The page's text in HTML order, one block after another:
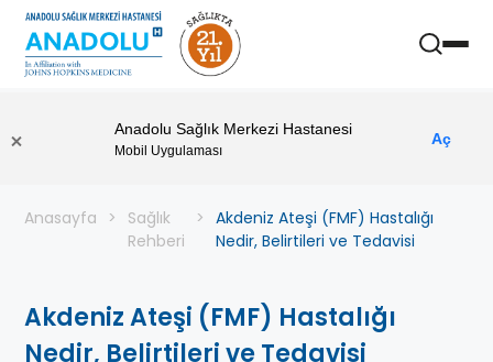
Anadolu Sağlık Merkezi Hastanesi
Mobil Uygulaması
Aç
Anasayfa
Sağlık
Rehberi
Akdeniz Ateşi (FMF) Hastalığı
Nedir, Belirtileri ve Tedavisi
Akdeniz Ateşi (FMF) Hastalığı
Nedir, Belirtileri ve Tedavisi